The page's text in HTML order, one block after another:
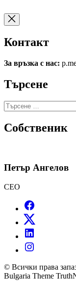
Контакт
За връзка с нас:
Търсене
Търсене
за:
Собственик
Петър Ангелов
CEO
© Всички права
Bulgaria Theme